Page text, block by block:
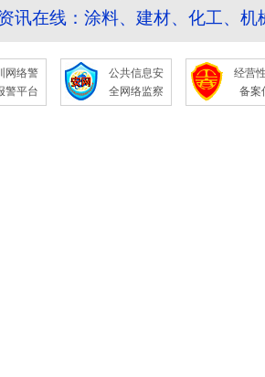
讯在线：涂料、建材、化工、
网络警
警平台
公共信息安
全网络监察
经营
备案